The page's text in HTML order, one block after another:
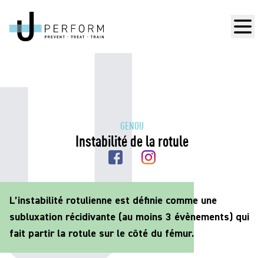
Instabilité de la rotule
GENOU
L’instabilité rotulienne est définie comme une
subluxation récidivante (au moins 3 évènements) qui
fait partir la rotule sur le côté du fémur.